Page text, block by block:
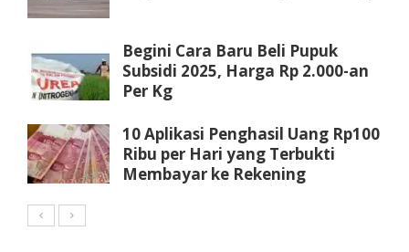
Begini Cara Baru Beli Pupuk
Subsidi 2025, Harga Rp 2.000-an
Per Kg
10 Aplikasi Penghasil Uang Rp100
Ribu per Hari yang Terbukti
Membayar ke Rekening